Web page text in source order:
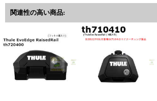
関連性の高い商品: